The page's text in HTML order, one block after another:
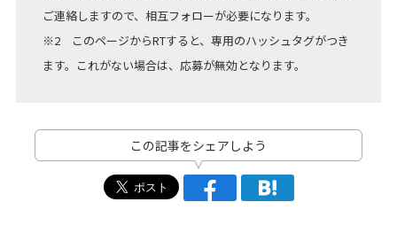
ご連絡しますので、相互フォローが必要になります。
※2 このページからRTすると、専用のハッシュタグがつき
ます。これがない場合は、応募が無効となります。
この記事をシェアしよう